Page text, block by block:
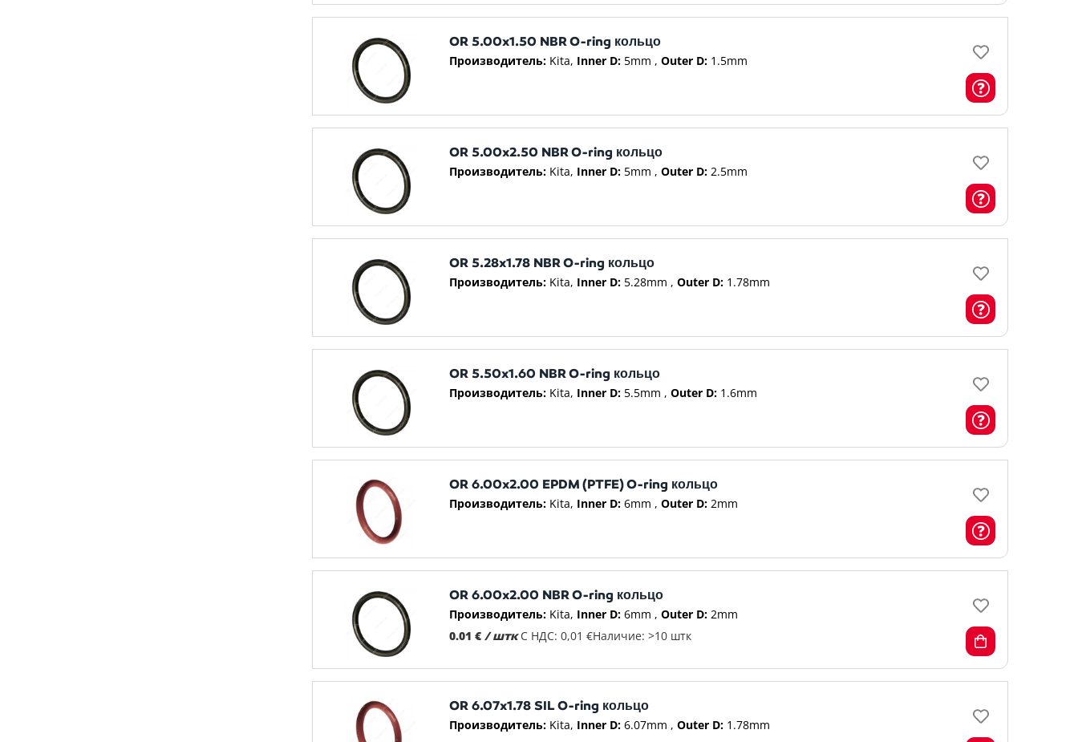
OR 5.00x1.50 NBR O-ring кольцо
Производитель: Kita Inner D: 5mm Outer D: 1.5mm
OR 5.00x2.50 NBR O-ring кольцо
Производитель: Kita Inner D: 5mm Outer D: 2.5mm
OR 5.28x1.78 NBR O-ring кольцо
Производитель: Kita Inner D: 5.28mm Outer D: 1.78mm
OR 5.50x1.60 NBR O-ring кольцо
Производитель: Kita Inner D: 5.5mm Outer D: 1.6mm
OR 6.00x2.00 EPDM (PTFE) O-ring кольцо
Производитель: Kita Inner D: 6mm Outer D: 2mm
OR 6.00x2.00 NBR O-ring кольцо
Производитель: Kita Inner D: 6mm Outer D: 2mm
0.01 € / штк С НДС: 0,01 €Наличие: >10 штк
OR 6.07x1.78 SIL O-ring кольцо
Производитель: Kita Inner D: 6.07mm Outer D: 1.78mm